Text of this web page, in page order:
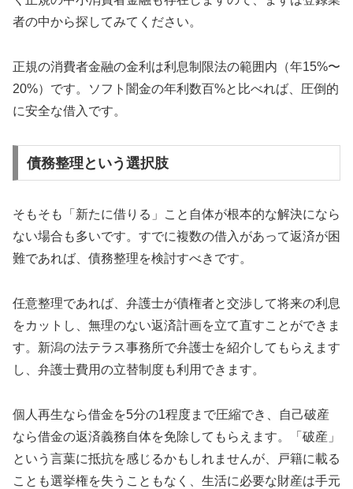
者の中から探してみてください。
正規の消費者金融の金利は利息制限法の範囲内（年15%〜
20%）です。ソフト闇金の年利数百%と比べれば、圧倒的
に安全な借入です。
債務整理という選択肢
そもそも「新たに借りる」こと自体が根本的な解決になら
ない場合も多いです。すでに複数の借入があって返済が困
難であれば、債務整理を検討すべきです。
任意整理であれば、弁護士が債権者と交渉して将来の利息
をカットし、無理のない返済計画を立て直すことができま
す。新潟の法テラス事務所で弁護士を紹介してもらえます
し、弁護士費用の立替制度も利用できます。
個人再生なら借金を5分の1程度まで圧縮でき、自己破産
なら借金の返済義務自体を免除してもらえます。「破産」
という言葉に抵抗を感じるかもしれませんが、戸籍に載る
ことも選挙権を失うこともなく、生活に必要な財産は手元